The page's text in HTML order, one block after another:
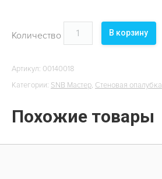
Количество В корзину
Артикул: 00140018
Категории: SNB Мастер, Стеновая опалубка
Похожие товары